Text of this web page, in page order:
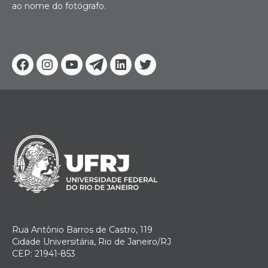
Facebook
Instagram
YoutubeTelegram
Linkedin
Twitter
ao nome do fotógrafo.
Rua Antônio Barros de Castro, 119
Cidade Universitária, Rio de Janeiro/RJ
CEP: 21941-853